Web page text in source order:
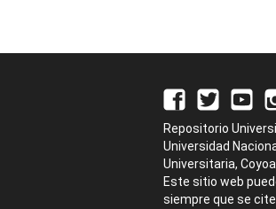
Repositorio
Universidad
Universitaria,
Este sitio web
siempre que se